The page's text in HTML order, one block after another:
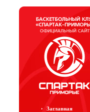
Заглавная